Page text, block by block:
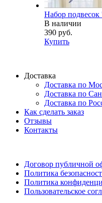
Набор
В наличии
390 руб.
Купить
Доставка
Доставка по
Доставка по
Доставка по
Как сделать заказ
Отзывы
Контакты
Договор публичной
Политика
Политика
Пользовательское